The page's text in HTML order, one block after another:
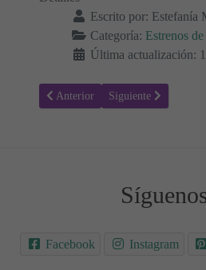
Escrito por: Estefanía
Categoría: Estrenos
Última actualización:
Artículo anterior: Estrenos de Cine
Anterior Artículo siguiente:
Siguiente
Facebook Instagram